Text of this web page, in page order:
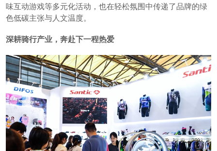
味互动游戏等多元化活动，也在轻松氛围中传递了品牌的绿
色低碳主张与人文温度。
深耕骑行产业，奔赴下一程热爱